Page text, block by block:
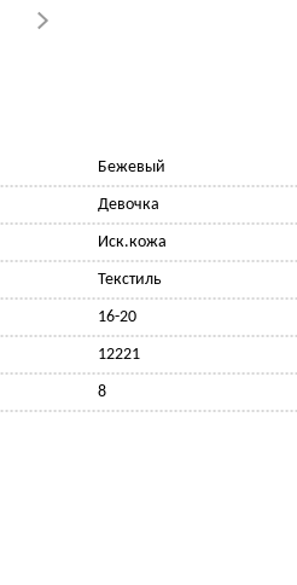
Бежевый
Девочка
Иск.кожа
Текстиль
16-20
12221
8